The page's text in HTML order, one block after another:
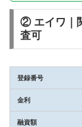
② エイワ｜
査可
登録番号
金利
融資額